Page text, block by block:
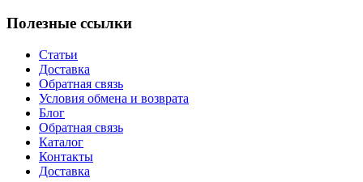
Полезные ссылки
Статьи
Доставка
Обратная связь
Условия обмена и возврата
Блог
Обратная связь
Каталог
Контакты
Доставка